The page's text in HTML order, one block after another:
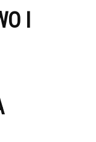
I